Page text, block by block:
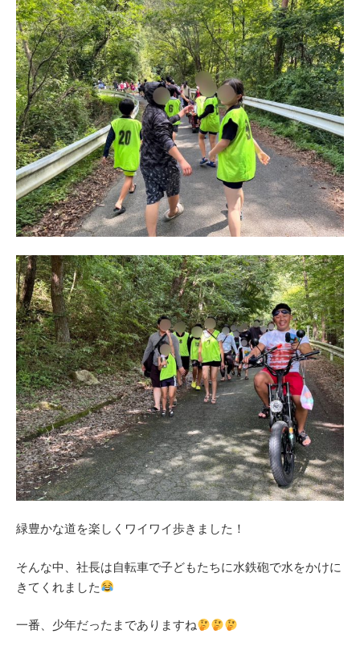
緑豊かな道を楽しくワイワイ歩きました！
そんな中、社長は自転車で子どもたちに水鉄砲で水をかけに
きてくれました
一番、少年だったまでありますね